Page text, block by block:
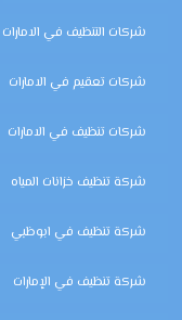
شركات التنظيف في الامارات
شركات تعقيم في الامارات
شركات تنظيف في الامارات
شركة تنظيف خزانات المياه
شركة تنظيف في ابوظبي
شركة تنظيف في الإمارات